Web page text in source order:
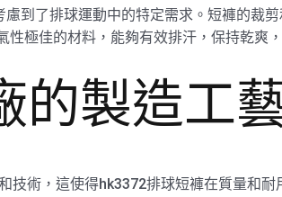
慮到了排球運動中的特定需求。短褲的裁
性極佳的材料，能夠有效排汗，保持乾爽
的製造工
技術，這使得hk3372排球短褲在質量和